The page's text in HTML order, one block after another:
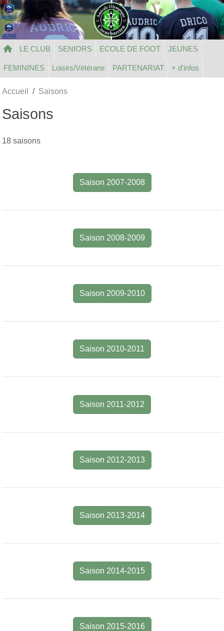
LE CLUB SENIORS ECOLE DE FOOT JEUNES
FEMININES Loisirs/Vétérans PARTENARIAT + d'infos
Accueil Saisons
Saisons
18 saisons
Saison 2007-2008
Saison 2008-2009
Saison 2009-2010
Saison 2010-2011
Saison 2011-2012
Saison 2012-2013
Saison 2013-2014
Saison 2014-2015
Saison 2015-2016
Panneau de gestion des cookies